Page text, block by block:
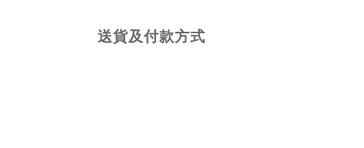
送貨及付款方式